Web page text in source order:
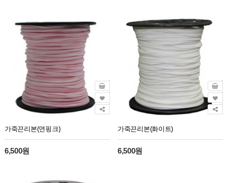
가죽끈리본(연핑크)
6,500원
가죽끈리본(화이트)
6,500원